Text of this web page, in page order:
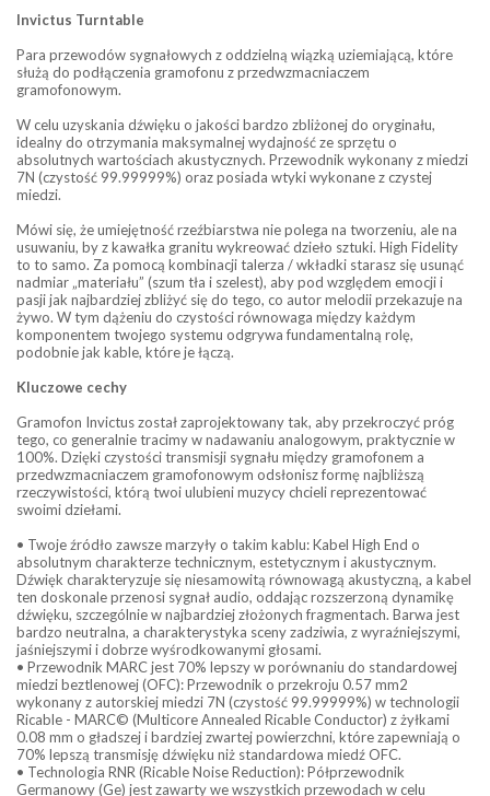
Invictus Turntable
Para przewodów sygnałowych z oddzielną wiązką uziemiającą, które
służą do podłączenia gramofonu z przedwzmacniaczem
gramofonowym.
W celu uzyskania dźwięku o jakości bardzo zbliżonej do oryginału,
idealny do otrzymania maksymalnej wydajność ze sprzętu o
absolutnych wartościach akustycznych. Przewodnik wykonany z miedzi
7N (czystość 99.99999%) oraz posiada wtyki wykonane z czystej
miedzi.
Mówi się, że umiejętność rzeźbiarstwa nie polega na tworzeniu, ale na
usuwaniu, by z kawałka granitu wykreować dzieło sztuki. High Fidelity
to to samo. Za pomocą kombinacji talerza / wkładki starasz się usunąć
nadmiar „materiału” (szum tła i szelest), aby pod względem emocji i
pasji jak najbardziej zbliżyć się do tego, co autor melodii przekazuje na
żywo. W tym dążeniu do czystości równowaga między każdym
komponentem twojego systemu odgrywa fundamentalną rolę,
podobnie jak kable, które je łączą.
Kluczowe cechy
Gramofon Invictus został zaprojektowany tak, aby przekroczyć próg
tego, co generalnie tracimy w nadawaniu analogowym, praktycznie w
100%. Dzięki czystości transmisji sygnału między gramofonem a
przedwzmacniaczem gramofonowym odsłonisz formę najbliższą
rzeczywistości, którą twoi ulubieni muzycy chcieli reprezentować
swoimi dziełami.
• Twoje źródło zawsze marzyły o takim kablu: Kabel High End o
absolutnym charakterze technicznym, estetycznym i akustycznym.
Dźwięk charakteryzuje się niesamowitą równowagą akustyczną, a kabel
ten doskonale przenosi sygnał audio, oddając rozszerzoną dynamikę
dźwięku, szczególnie w najbardziej złożonych fragmentach. Barwa jest
bardzo neutralna, a charakterystyka sceny zadziwia, z wyraźniejszymi,
jaśniejszymi i dobrze wyśrodkowanymi głosami.
• Przewodnik MARC jest 70% lepszy w porównaniu do standardowej
miedzi beztlenowej (OFC): Przewodnik o przekroju 0.57 mm2
wykonany z autorskiej miedzi 7N (czystość 99.99999%) w technologii
Ricable - MARC© (Multicore Annealed Ricable Conductor) z żyłkami
0.08 mm o gładszej i bardziej zwartej powierzchni, które zapewniają o
70% lepszą transmisję dźwięku niż standardowa miedź OFC.
• Technologia RNR (Ricable Noise Reduction): Półprzewodnik
Germanowy (Ge) jest zawarty we wszystkich przewodach w celu